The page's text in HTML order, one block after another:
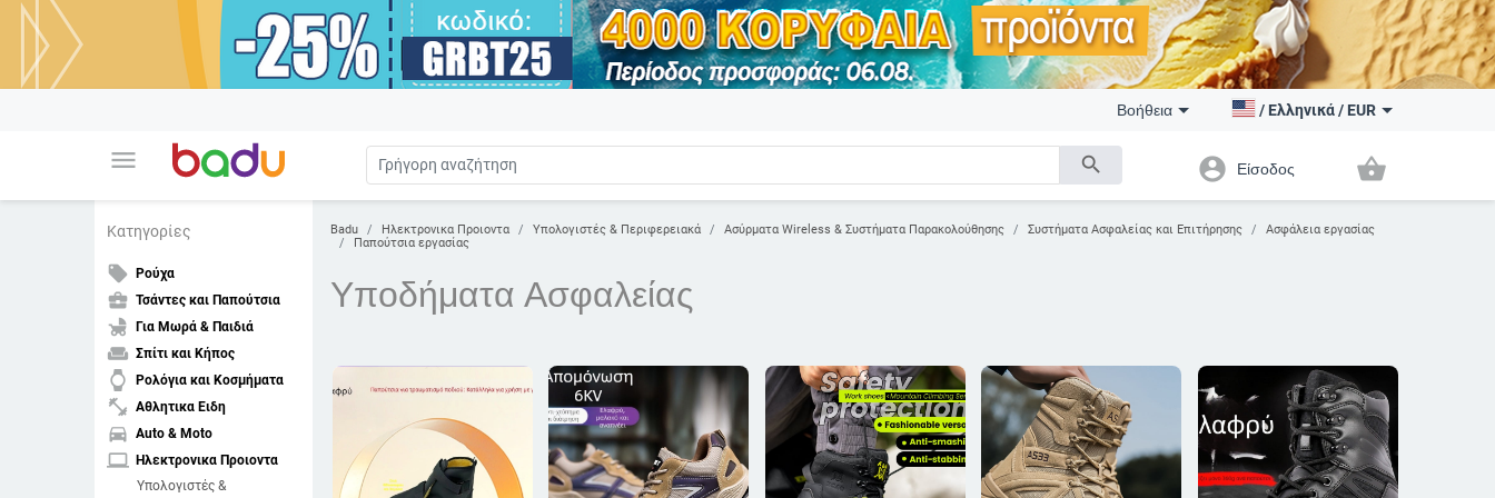
menu search
Βοήθεια / Ελληνικά/ EUR
account_circle Είσοδος shopping_basket
Κατηγορίες
local_offer Ρούχα
business_center Τσάντες και Παπούτσια
child_friendly Για Μωρά & Παιδιά
weekend Σπίτι και Κήπος
watch Ρολόγια και Κοσμήματα
fitness_center Αθλητικα Ειδη
directions_car Auto & Moto
laptop Ηλεκτρονικα Προιοντα
Υπολογιστές &
Badu Ηλεκτρονικα Προιοντα Υπολογιστές & Περιφερειακά Ασύρματα Wireless & Συστήματα Παρακολούθησης Συστήματα Ασφαλείας και Επιτήρησης
Ασφάλεια εργασίας
Παπούτσια εργασίας
Υποδήματα Ασφαλείας